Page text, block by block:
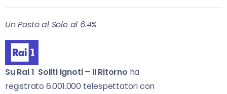
Un Posto al Sole al 6.4%
Su Rai 1 Soliti Ignoti – Il Ritorno ha
registrato 6.001.000 telespettatori con